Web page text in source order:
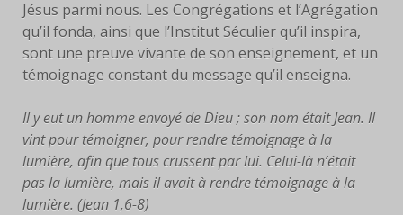
Jésus parmi nous. Les Congrégations et l’Agrégation
qu’il fonda, ainsi que l’Institut Séculier qu’il inspira,
sont une preuve vivante de son enseignement, et un
témoignage constant du message qu’il enseigna.
Il y eut un homme envoyé de Dieu ; son nom était Jean. Il
vint pour témoigner, pour rendre témoignage à la
lumière, afin que tous crussent par lui. Celui-là n’était
pas la lumière, mais il avait à rendre témoignage à la
lumière. (Jean 1,6-8)